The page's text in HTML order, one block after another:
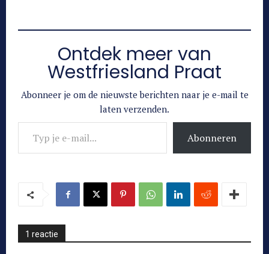
Ontdek meer van
Westfriesland Praat
Abonneer je om de nieuwste berichten naar je e-mail te
laten verzenden.
Typ je e-mail...
Abonneren
1 reactie